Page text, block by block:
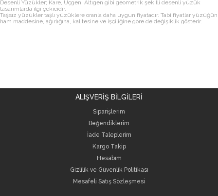
Desenli Yüzükler; Kare, Üçgen, Altıgen gibi geometrik şekilli desenli yüzük
tasarımlarda ilgi çekicidir.
Taşsız yüzükler taşlı yüzüklere oranla daha uygun fiyatadır. Tabi fiyatlar yüzüğün
ham maddesine, ağırlığına, kalitesine ve işçiliğine göre de değişiklik gösterir.
ALIŞVERİŞ BİLGİLERİ
Siparişlerim
Beğendiklerim
İade Taleplerim
Kargo Takip
Hesabım
Gizlilik ve Güvenlik Politikası
Mesafeli Satış Sözleşmesi